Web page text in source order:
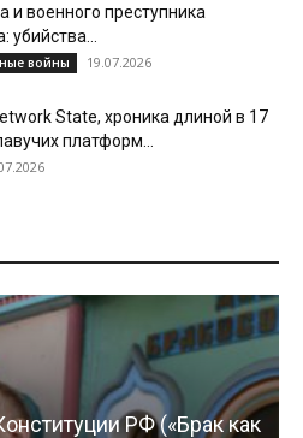
и военного преступника
войны 19.07.2026
State, хроника длиной в 17
платформ...
РФ («Брак как